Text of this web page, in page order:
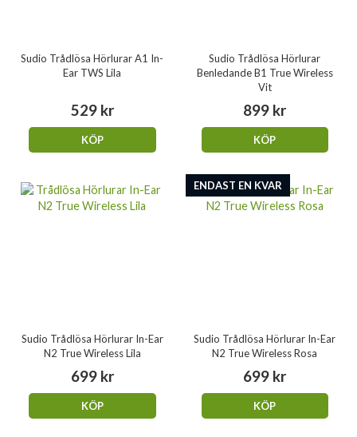
Sudio Trådlösa Hörlurar A1 In-
Ear TWS Lila
529 kr
KÖP
Sudio Trådlösa Hörlurar
Benledande B1 True Wireless
Vit
899 kr
KÖP
Sudio Trådlösa Hörlurar In-Ear
N2 True Wireless Lila
699 kr
KÖP
ENDAST EN KVAR
Sudio Trådlösa Hörlurar In-Ear
N2 True Wireless Rosa
699 kr
KÖP